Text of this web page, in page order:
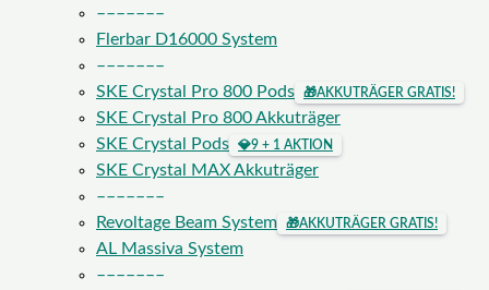
–––––––
Flerbar D16000 System
–––––––
SKE Crystal Pro 800 Pods
🎁AKKUTRÄGER GRATIS!
SKE Crystal Pro 800 Akkuträger
SKE Crystal Pods
💎9 + 1 AKTION
SKE Crystal MAX Akkuträger
–––––––
Revoltage Beam System
🎁AKKUTRÄGER GRATIS!
AL Massiva System
–––––––